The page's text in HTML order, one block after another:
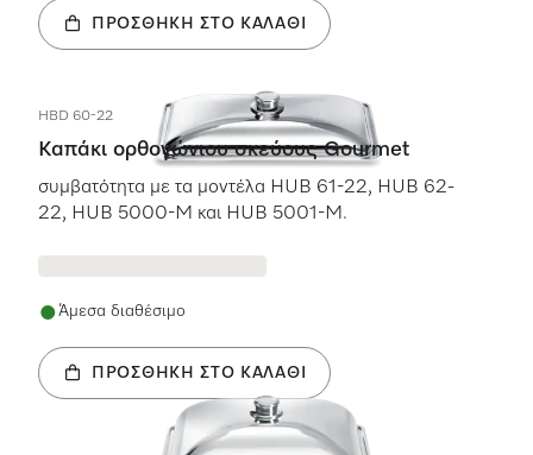
ΠΡΟΣΘΉΚΗ ΣΤΟ ΚΑΛΆΘΙ
HBD 60-22
Καπάκι ορθογώνιου σκεύους Gourmet
συμβατότητα με τα μοντέλα HUB 61-22, HUB 62-
22, HUB 5000-M και HUB 5001-M.
Άμεσα διαθέσιμο
ΠΡΟΣΘΉΚΗ ΣΤΟ ΚΑΛΆΘΙ